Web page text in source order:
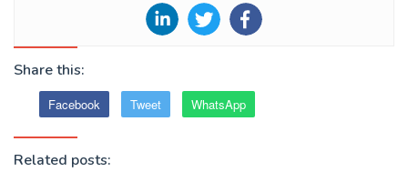
Share this:
Facebook Tweet WhatsApp
Related posts: